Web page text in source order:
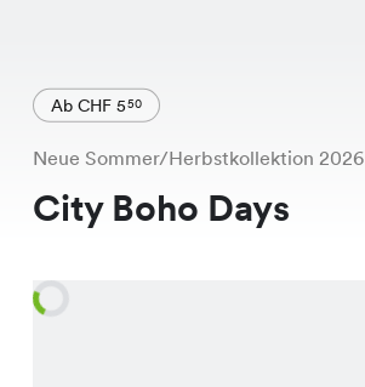
Ab CHF 550
Neue Sommer/Herbstkollektion 2026
City Boho Days